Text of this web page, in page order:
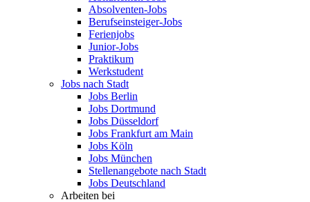
Absolventen-Jobs
Berufseinsteiger-Jobs
Ferienjobs
Junior-Jobs
Praktikum
Werkstudent
Jobs nach Stadt
Jobs Berlin
Jobs Dortmund
Jobs Düsseldorf
Jobs Frankfurt am Main
Jobs Köln
Jobs München
Stellenangebote nach Stadt
Jobs Deutschland
Arbeiten bei